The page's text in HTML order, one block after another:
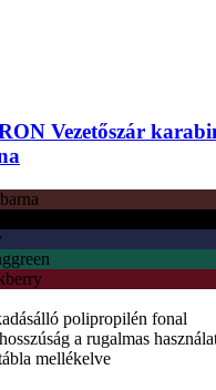
Vezetőszár
polipropilén fonal
a rugalmas
mellékelve